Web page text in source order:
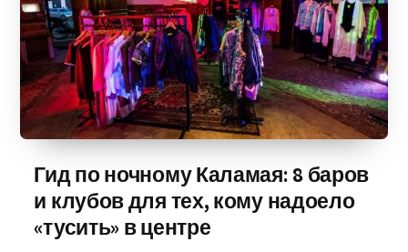
Гид по ночному Каламая: 8 баров
и клубов для тех, кому надоело
«тусить» в центре